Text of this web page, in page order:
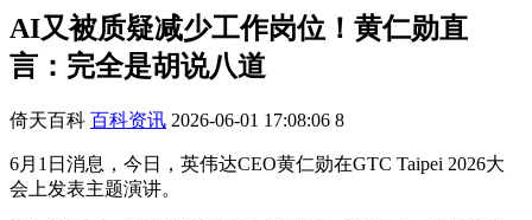
AI又被质疑减少工作岗位！黄仁勋直
言：完全是胡说八道
倚天百科 百科资讯 2026-06-01 17:08:06 8
6月1日消息，今日，英伟达CEO黄仁勋在GTC Taipei 2026大
会上发表主题演讲。